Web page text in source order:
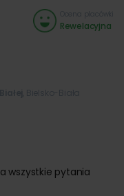
Rewelacyjna
wszystkie pytania